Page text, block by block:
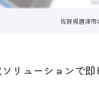
佐賀県唐津市
リューションで